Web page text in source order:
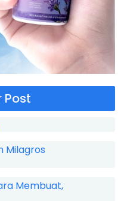
Post
Milagros
Membuat,